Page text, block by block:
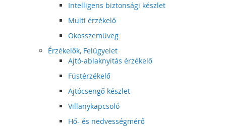
Intelligens biztonsági készlet
Multi érzékelő
Okosszemüveg
Érzékelők, Felügyelet
Ajtó-ablaknyitás érzékelő
Füstérzékelő
Ajtócsengő készlet
Villanykapcsoló
Hő- és nedvességmérő